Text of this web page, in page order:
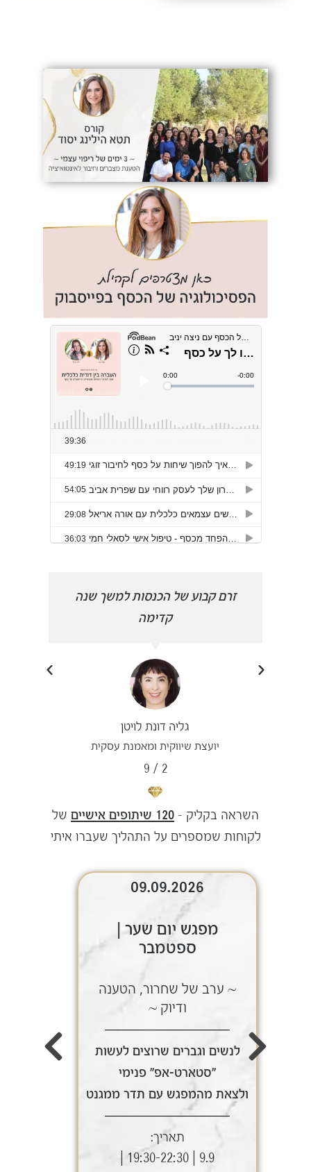
זרם קבוע של הכנסות למשך שנה
קדימה
גליה דונת לויטן
יועצת שיווקית ומאמנת עסקית
2
/
9
השראה בקליק – 120 שיתופים אישיים
של
לקוחות שמספרים על התהליך שעברו איתי
09.09.2026
מפגש יום שער |
ספטמבר
~ ערב של שחרור, הטענה
ודיוק ~
לנשים וגברים שרוצים לעשות
"סטארט-אפ" פנימי
ולצאת מהמפגש עם תדר ממגנט
תאריך: